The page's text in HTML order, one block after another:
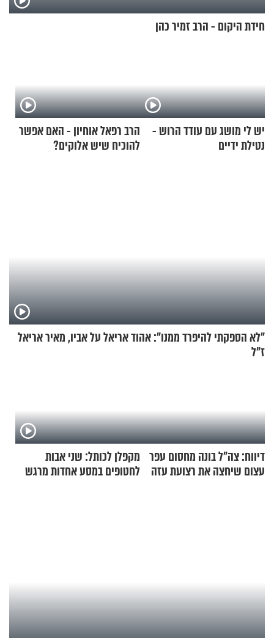
חידת היקום - הרב זמיר כהן
יש לי מושג עם עודד הרוש -
נטילת ידיים
הרב רפאל אוחיון - האם אפשר
להוכיח שיש אלוקים?
"לא הספקתי להיפרד ממנו": אהוד אריאל על אביו, מאיר אריאל
ז"ל
דיווח: צה"ל בונה מחסום עפר
עצום שיחצה את רצועת עזה
מקפלן לכותל: שני אבות
לחטופים במסע אחדות מרגש